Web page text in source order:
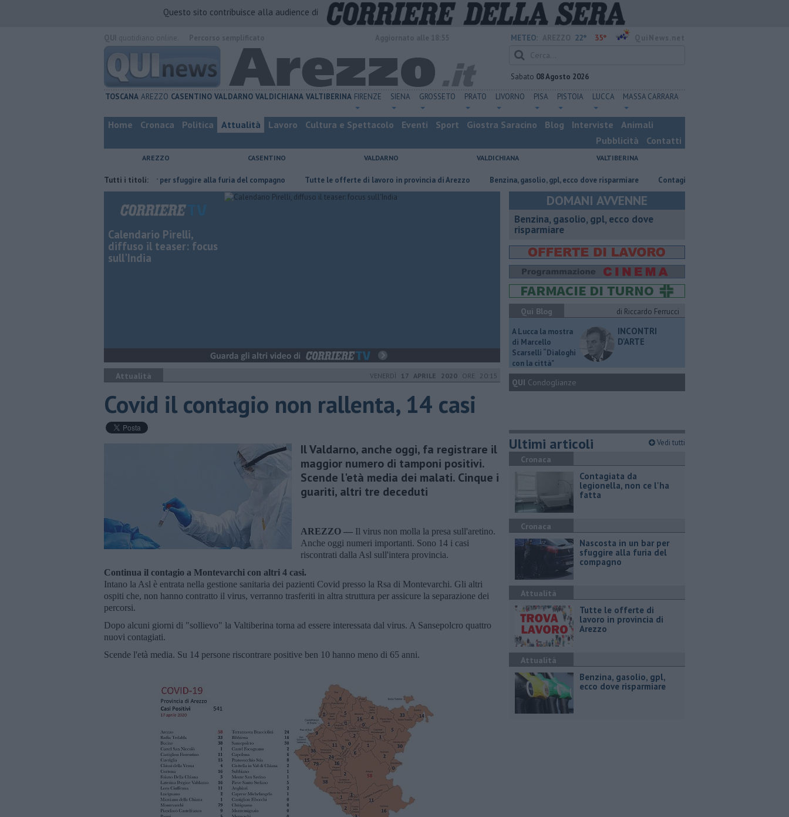
Questo sito contribuisce alla audience di
METEO: 22° 35°
Sabato 08 Agosto 2026
TOSCANA AREZZO CASENTINO VALDARNO VALDICHIANA VALTIBERINA FIRENZE SIENA GROSSETO PRATO LIVORNO PISA PISTOIA LUCCA MASSA CARRARA
Home Cronaca Politica Attualità Lavoro Cultura e Spettacolo Eventi Sport Giostra Saracino Blog Interviste
Animali
Pubblicità
Contatti
AREZZO CASENTINO VALDARNO VALDICHIANA VALTIBERINA
Tutti i titoli:
Nascosta in un bar per sfuggire alla furia del compagno ​Tutte le offerte di lavoro in provincia di Arezzo ​Benzina, gasolio, gpl, ecco dove risparmiare Contagiata da legionella, non ce l'ha fatta
Calendario Pirelli,
diffuso il teaser: focus
sull'India
Attualità VENERDÌ 17 APRILE 2020 ORE 20:15
Covid il contagio non rallenta, 14 casi
Il Valdarno, anche oggi, fa registrare il
maggior numero di tamponi positivi.
Scende l'età media dei malati. Cinque i
guariti, altri tre deceduti
AREZZO — Il virus non molla la presa sull'aretino.
Anche oggi numeri importanti. Sono 14 i casi
riscontrati dalla Asl sull'intera provincia.
Continua il contagio a Montevarchi con altri 4 casi.
Intano la Asl è entrata nella gestione sanitaria dei pazienti Covid presso la Rsa di Montevarchi. Gli altri
ospiti che, non hanno contratto il virus, verranno trasferiti in altra struttura per assicure la separazione dei
percorsi.
Dopo alcuni giorni di "sollievo" la Valtiberina torna ad essere interessata dal virus. A Sansepolcro quattro
nuovi contagiati.
Scende l'età media. Su 14 persone riscontrare positive ben 10 hanno meno di 65 anni.
DOMANI AVVENNE
​Benzina, gasolio, gpl, ecco dove
risparmiare
Qui Blog
di Riccardo Ferrucci
A Lucca la mostra
di Marcello
Scarselli “Dialoghi
con la città"
INCONTRI
D'ARTE
QUI Condoglianze
Ultimi articoli Vedi tutti
Cronaca
Contagiata da
legionella, non ce l'ha
fatta
Cronaca
Nascosta in un bar per
sfuggire alla furia del
compagno
Attualità
​Tutte le offerte di
lavoro in provincia di
Arezzo
Attualità
​Benzina, gasolio, gpl,
ecco dove risparmiare